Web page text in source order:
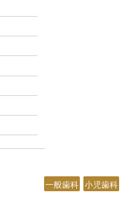
一般歯科 小児歯科